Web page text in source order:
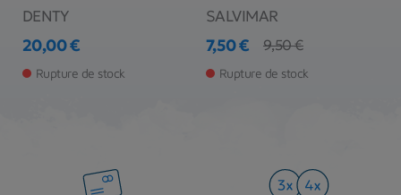
DENTY
Prix
20,00 €
Rupture de stock
SALVIMAR
Prix
7,50 €
Prix de base
9,50 €
Rupture de stock